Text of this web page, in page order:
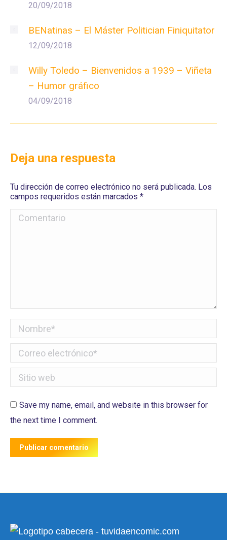
20/09/2018
BENatinas – El Máster Politician Finiquitator
12/09/2018
Willy Toledo – Bienvenidos a 1939 – Viñeta
– Humor gráfico
04/09/2018
Deja una respuesta
Tu dirección de correo electrónico no será publicada. Los
campos requeridos están marcados *
Comentario
Nombre *
Correo electrónico *
Sitio web
Save my name, email, and website in this browser for
the next time I comment.
Publicar comentario